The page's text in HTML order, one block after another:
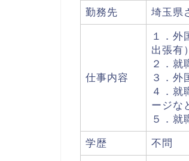
勤務先 埼玉県
仕事内容
１．外
出張有）
２．就
３．外
４．就
ージな
５．
学歴 不問